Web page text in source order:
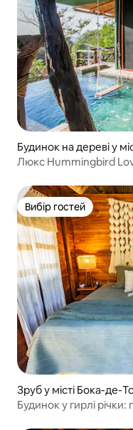
Будинок на дереві у
Люкс Hummingbird
Вибір гостей
Вибір гостей
Зруб у місті Бока-де-
Будинок у гирлі